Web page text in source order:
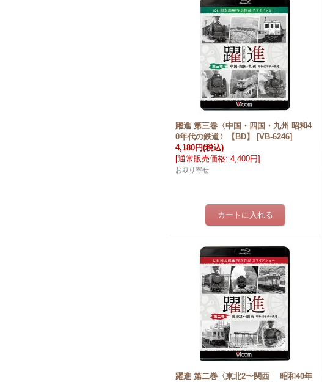
躍進 第三巻〈中国・四国・九州 昭和4
0年代の鉄道〉【BD】
[VB-6246]
4,180円(税込)
[通常販売価格: 4,400円]
お取り寄せ
躍進 第二巻〈東北2〜関西 昭和40年